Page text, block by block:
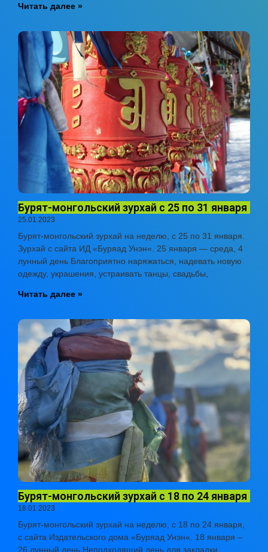
Читать далее »
Бурят-монгольский зурхай с 25 по 31 января
25.01.2023
Бурят-монгольский зурхай на неделю, с 25 по 31 января.
Зурхай с сайта ИД «Буряад Унэн«. 25 января — среда, 4
лунный день Благоприятно наряжаться, надевать новую
оде­жду, украшения, устраивать танцы, свадьбы,
Читать далее »
Бурят-монгольский зурхай с 18 по 24 января
18.01.2023
Бурят-монгольский зурхай на неделю, с 18 по 24 января,
с сайта Издательского дома «Буряад Унэн«. 18 января –
26 лунный день Неподходящий день для закладки